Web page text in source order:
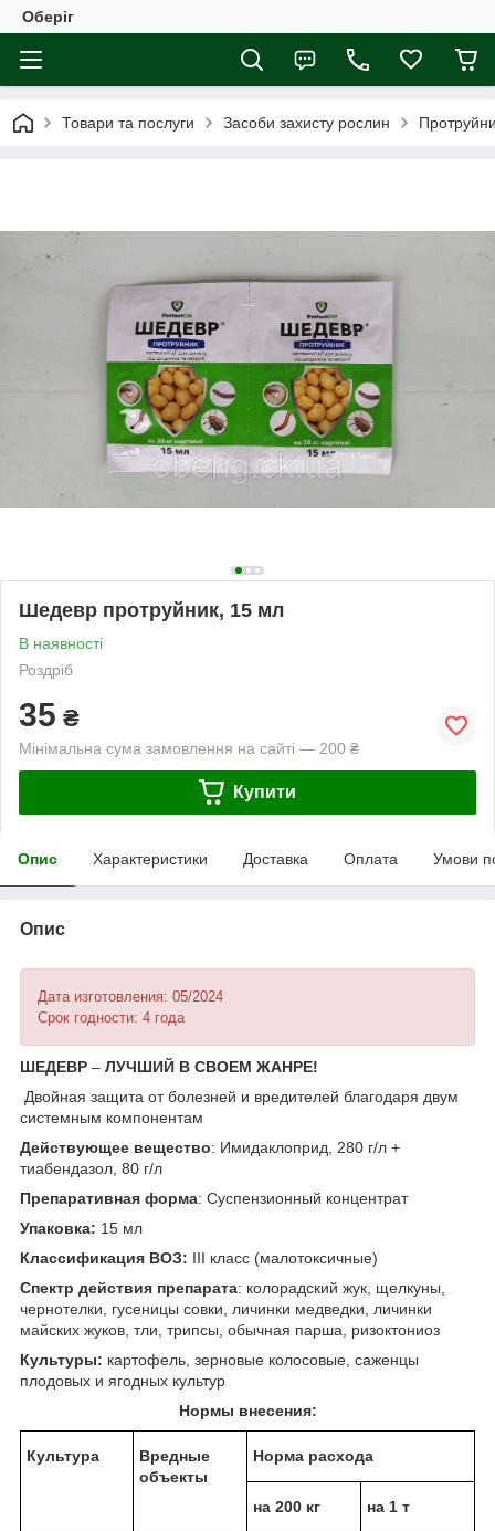
Оберіг
Товари та послуги Засоби захисту рослин
Шедевр протруйник, 15 мл
В наявності
Роздріб
35 ₴
Мінімальна сума замовлення на сайті — 200 ₴
Купити
Опис Характеристики Доставка Оплата Умови
Опис
Дата изготовления: 05/2024
Срок годности: 4 года
ШЕДЕВР – ЛУЧШИЙ В СВОЕМ ЖАНРЕ!
Двойная защита от болезней и вредителей благодаря двум
системным компонентам
Действующее вещество: Имидаклоприд, 280 г/л +
тиабендазол, 80 г/л
Препаративная форма: Суспензионный концентрат
Упаковка: 15 мл
Классификация ВОЗ: III класс (малотоксичные)
Спектр действия препарата: колорадский жук, щелкуны,
чернотелки, гусеницы совки, личинки медведки, личинки
майских жуков, тли, трипсы, обычная парша, ризоктониоз
Культуры: картофель, зерновые колосовые, саженцы
плодовых и ягодных культур
Нормы внесения:
Культура
Вредные
объекты
Норма расхода
на 200 кг на 1 т